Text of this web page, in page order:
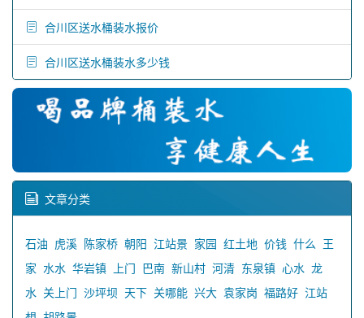
合川区送水桶装水报价
合川区送水桶装水多少钱
文章分类
石油 虎溪 陈家桥 朝阳 江站景 家园 红土地 价钱 什么 王
家 水水 华岩镇 上门 巴南 新山村 河清 东泉镇 心水 龙
水 关上门 沙坪坝 天下 关哪能 兴大 袁家岗 福路好 江站